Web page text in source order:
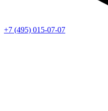
+7 (495) 015-07-07